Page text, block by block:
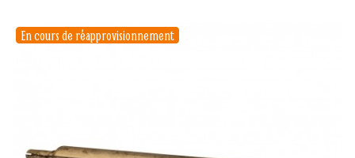
En cours de réapprovisionnement